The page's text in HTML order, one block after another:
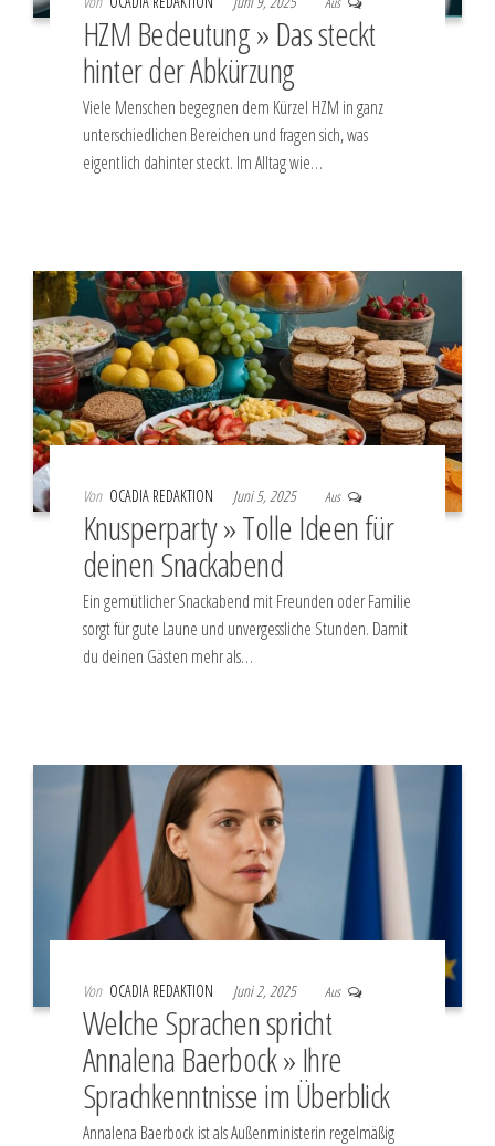
HZM Bedeutung » Das steckt
hinter der Abkürzung
Viele Menschen begegnen dem Kürzel HZM in ganz
unterschiedlichen Bereichen und fragen sich, was
eigentlich dahinter steckt. Im Alltag wie…
Von OCADIA REDAKTION Juni 5, 2025 Aus
Knusperparty » Tolle Ideen für
deinen Snackabend
Ein gemütlicher Snackabend mit Freunden oder Familie
sorgt für gute Laune und unvergessliche Stunden. Damit
du deinen Gästen mehr als…
Von OCADIA REDAKTION Juni 2, 2025 Aus
Welche Sprachen spricht
Annalena Baerbock » Ihre
Sprachkenntnisse im Überblick
Annalena Baerbock ist als Außenministerin regelmäßig